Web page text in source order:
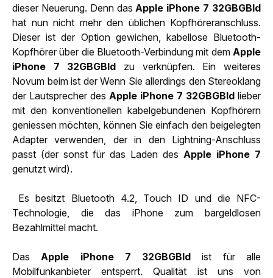
dieser Neuerung. Denn das Apple iPhone 7 32GBGBld
hat nun nicht mehr den üblichen Kopfhöreranschluss.
Dieser ist der Option gewichen, kabellose Bluetooth-
Kopfhörer über die Bluetooth-Verbindung mit dem Apple
iPhone 7 32GBGBld zu verknüpfen. Ein weiteres
Novum beim ist der Wenn Sie allerdings den Stereoklang
der Lautsprecher des Apple iPhone 7 32GBGBld lieber
mit den konventionellen kabelgebundenen Kopfhörern
geniessen möchten, können Sie einfach den beigelegten
Adapter verwenden, der in den Lightning-Anschluss
passt (der sonst für das Laden des Apple iPhone 7
genutzt wird).
Es besitzt Bluetooth 4.2, Touch ID und die NFC-
Technologie, die das iPhone zum bargeldlosen
Bezahlmittel macht.
Das Apple iPhone 7 32GBGBld ist für alle
Mobilfunkanbieter entsperrt. Qualität ist uns von